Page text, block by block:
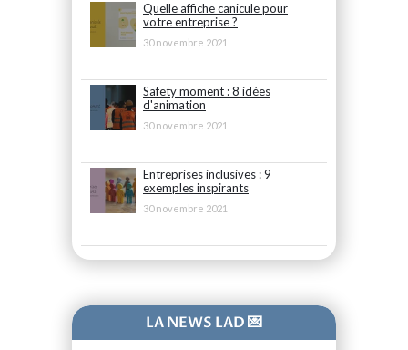
Quelle affiche canicule pour
votre entreprise ?
30 novembre 2021
Safety moment : 8 idées
d'animation
30 novembre 2021
Entreprises inclusives : 9
exemples inspirants
30 novembre 2021
LA NEWS LAD 💌